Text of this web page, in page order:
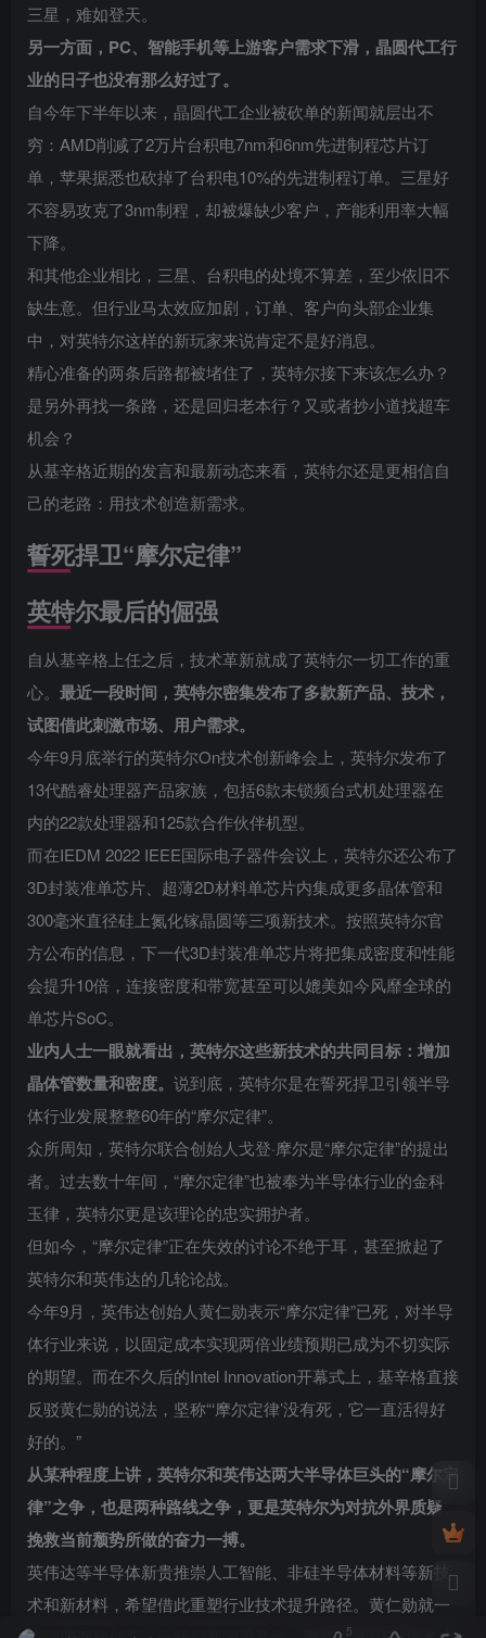
三星，难如登天。
另一方面，PC、智能手机等上游客户需求下滑，晶圆代工行
业的日子也没有那么好过了。
自今年下半年以来，晶圆代工企业被砍单的新闻就层出不
穷：AMD削减了2万片台积电7nm和6nm先进制程芯片订
单，苹果据悉也砍掉了台积电10%的先进制程订单。三星好
不容易攻克了3nm制程，却被爆缺少客户，产能利用率大幅
下降。
和其他企业相比，三星、台积电的处境不算差，至少依旧不
缺生意。但行业马太效应加剧，订单、客户向头部企业集
中，对英特尔这样的新玩家来说肯定不是好消息。
精心准备的两条后路都被堵住了，英特尔接下来该怎么办？
是另外再找一条路，还是回归老本行？又或者抄小道找超车
机会？
从基辛格近期的发言和最新动态来看，英特尔还是更相信自
己的老路：用技术创造新需求。
誓死捍卫“摩尔定律”
英特尔最后的倔强
自从基辛格上任之后，技术革新就成了英特尔一切工作的重
心。 最近一段时间，英特尔密集发布了多款新产品、技术，
试图借此刺激市场、用户需求。
今年9月底举行的英特尔On技术创新峰会上，英特尔发布了
13代酷睿处理器产品家族，包括6款未锁频台式机处理器在
内的22款处理器和125款合作伙伴机型。
而在IEDM 2022 IEEE国际电子器件会议上，英特尔还公布了
3D封装准单芯片、超薄2D材料单芯片内集成更多晶体管和
300毫米直径硅上氮化镓晶圆等三项新技术。按照英特尔官
方公布的信息，下一代3D封装准单芯片将把集成密度和性能
会提升10倍，连接密度和带宽甚至可以媲美如今风靡全球的
单芯片SoC。
业内人士一眼就看出，英特尔这些新技术的共同目标：增加
晶体管数量和密度。 说到底，英特尔是在誓死捍卫引领半导
体行业发展整整60年的“摩尔定律”。
众所周知，英特尔联合创始人戈登·摩尔是“摩尔定律”的提出
者。过去数十年间，“摩尔定律”也被奉为半导体行业的金科
玉律，英特尔更是该理论的忠实拥护者。
但如今，“摩尔定律”正在失效的讨论不绝于耳，甚至掀起了
英特尔和英伟达的几轮论战。
今年9月，英伟达创始人黄仁勋表示“摩尔定律”已死，对半导
体行业来说，以固定成本实现两倍业绩预期已成为不切实际
的期望。而在不久后的Intel Innovation开幕式上，基辛格直接
反驳黄仁勋的说法，坚称“‘摩尔定律’没有死，它一直活得好
好的。”
从某种程度上讲，英特尔和英伟达两大半导体巨头的“摩尔定
律”之争，也是两种路线之争，更是英特尔为对抗外界质疑、
挽救当前颓势所做的奋力一搏。
英伟达等半导体新贵推崇人工智能、非硅半导体材料等新技
术和新材料，希望借此重塑行业技术提升路径。黄仁勋就一
5